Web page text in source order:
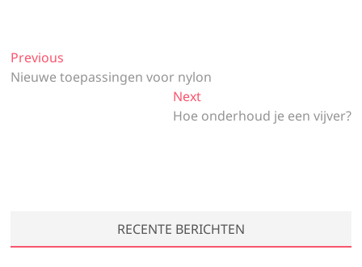
Bericht
navigatie
Previous
post:
Nieuwe toepassingen voor nylon
NextNext
post:
Hoe onderhoud je een vijver?
RECENTE BERICHTEN